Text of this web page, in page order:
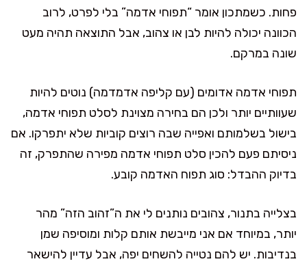
פחות. כשמתכון אומר “תפוחי אדמה” בלי לפרט, לרוב
הכוונה יכולה להיות לבן או צהוב, אבל התוצאה תהיה מעט
שונה במרקם.
תפוחי אדמה אדומים (עם קליפה אדמדמה) נוטים להיות
שעוותיים יותר ולכן הם בחירה מצוינת לסלט תפוחי אדמה,
בישול בשלמותם ואפייה שבה רוצים קוביות שלא יתפרקו. אם
ניסיתם פעם להכין סלט תפוחי אדמה מפירה שהתפרק, זה
בדיוק ההבדל: סוג תפוח האדמה קובע.
בצלייה בתנור, צהובים נותנים לי את ה”זהוב הזה” מהר
יותר, במיוחד אם אני מייבשת אותם קלות ומוסיפה שמן
בנדיבות. יש להם נטייה להשחים יפה, אבל עדיין להישאר